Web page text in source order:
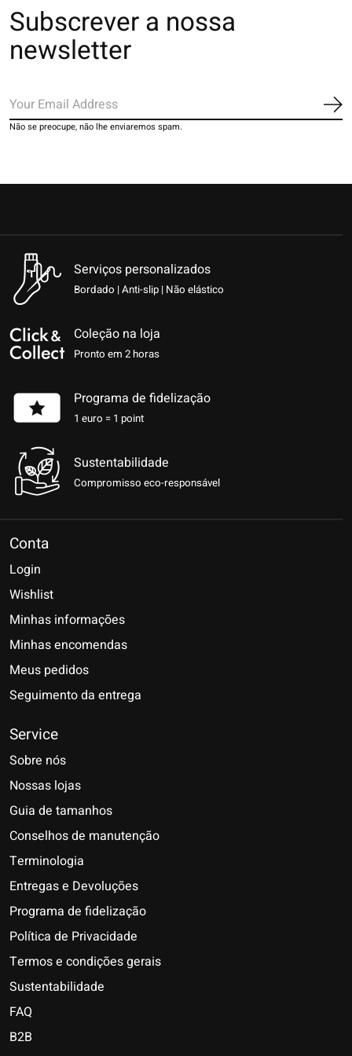
Subscrever a nossa
newsletter
Não se preocupe, não lhe enviaremos spam.
Serviços personalizados
Bordado | Anti-slip | Não elástico
Coleção na loja
Pronto em 2 horas
Programa de fidelização
1 euro = 1 point
Sustentabilidade
Compromisso eco-responsável
Conta
Login
Wishlist
Minhas informações
Minhas encomendas
Meus pedidos
Seguimento da entrega
Service
Sobre nós
Nossas lojas
Guia de tamanhos
Conselhos de manutenção
Terminologia
Entregas e Devoluções
Programa de fidelização
Política de Privacidade
Termos e condições gerais
Sustentabilidade
FAQ
B2B